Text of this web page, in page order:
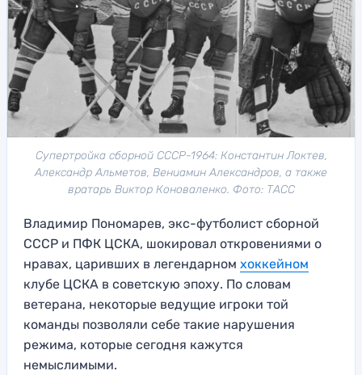
Супертройка сборной СССР-1964: Константин Локтев,
Александр Альметов, Вениамин Александров, а также
вратарь Виктор Коноваленко. Фото: ТАСС
Владимир Пономарев, экс-футболист сборной
СССР и ПФК ЦСКА, шокировал откровениями о
нравах, царивших в легендарном хоккейном
клубе ЦСКА в советскую эпоху. По словам
ветерана, некоторые ведущие игроки той
команды позволяли себе такие нарушения
режима, которые сегодня кажутся
немыслимыми.